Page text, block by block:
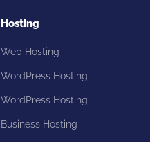
Hosting
Web Hosting
WordPress Hosting
WordPress Hosting
Business Hosting